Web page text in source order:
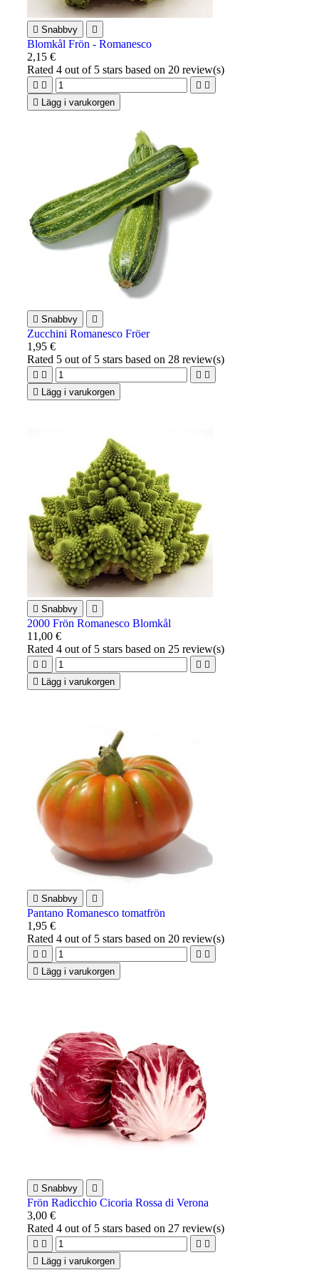
 Snabbvy 
Blomkål Frön - Romanesco
2,15 €
Rated4 out of 5 stars based on 20 review(s)
   
 Lägg i varukorgen
 Snabbvy 
Zucchini Romanesco Fröer
1,95 €
Rated 5 out of 5 stars based on 28 review(s)
   
 Lägg i varukorgen
 Snabbvy 
2000 Frön Romanesco Blomkål
11,00 €
Rated4 out of 5 stars based on 25 review(s)
   
 Lägg i varukorgen
 Snabbvy 
Pantano Romanesco tomatfrön
1,95 €
Rated4 out of 5 stars based on 20 review(s)
   
 Lägg i varukorgen
 Snabbvy 
Frön Radicchio Cicoria Rossa di Verona
3,00 €
Rated4 out of 5 stars based on 27 review(s)
   
 Lägg i varukorgen